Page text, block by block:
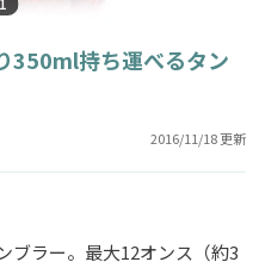
350ml持ち運べるタン
2016/11/18 更新
ブラー。最大12オンス（約3